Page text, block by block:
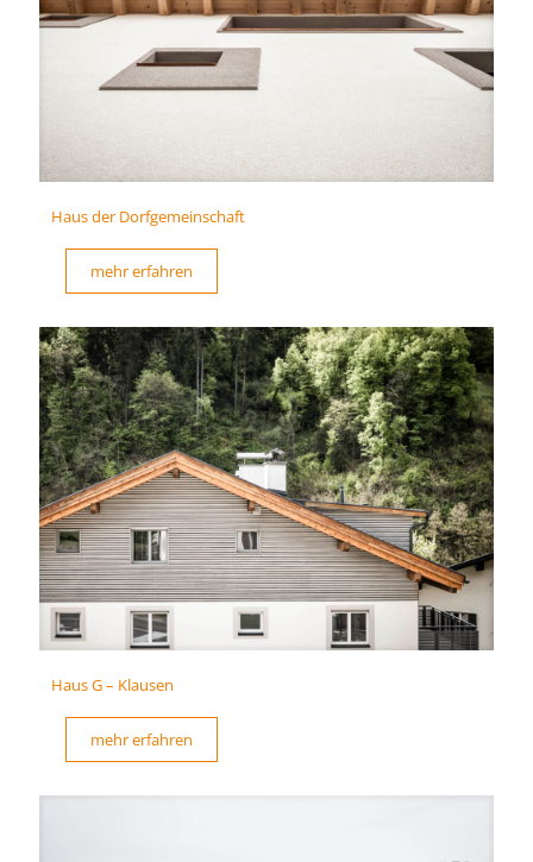
Haus der Dorfgemeinschaft
mehr erfahren
Haus G – Klausen
mehr erfahren